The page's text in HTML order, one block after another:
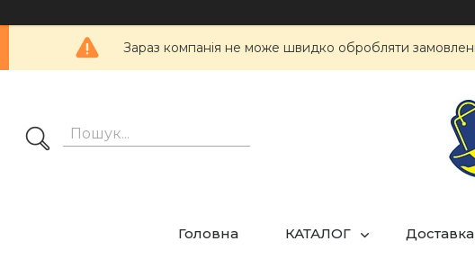
Зараз компанія не може швидко обробляти
Головна КАТАЛОГ